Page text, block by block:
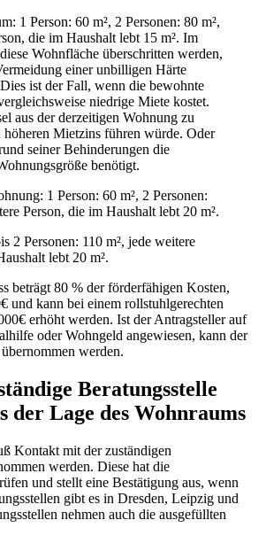
1 Person: 60 m², 2 Personen: 80 m²,
die im Haushalt lebt 15 m². Im
Wohnfläche überschritten werden,
einer unbilligen Härte
ist der Fall, wenn die bewohnte
niedrige Miete kostet.
aus der derzeitigen Wohnung zu
höheren Mietzins führen würde. Oder
seiner Behinderungen die
benötigt.
1 Person: 60 m², 2 Personen:
Person, die im Haushalt lebt 20 m².
2 Personen: 110 m², jede weitere
lebt 20 m².
beträgt 80 % der förderfähigen Kosten,
und kann bei einem rollstuhlgerechten
erhöht werden. Ist der Antragsteller auf
oder Wohngeld angewiesen, kann der
werden.
Beratungsstelle
der Lage des Wohnraums
Kontakt mit der zuständigen
werden. Diese hat die
und stellt eine Bestätigung aus, wenn
gibt es in Dresden, Leipzig und
nehmen auch die ausgefüllten